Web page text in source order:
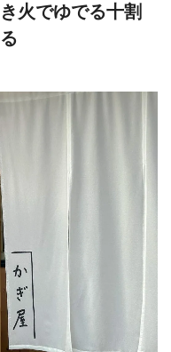
火でゆでる十割